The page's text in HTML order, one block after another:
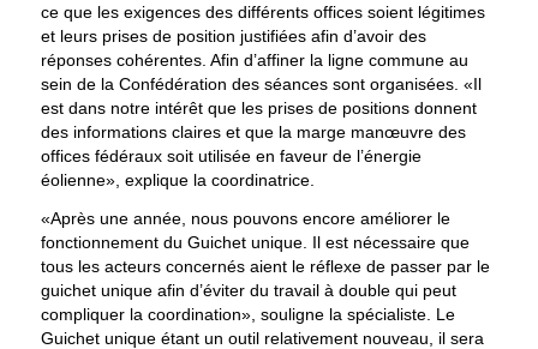
ce que les exigences des différents offices soient légitimes
et leurs prises de position justifiées afin d’avoir des
réponses cohérentes. Afin d’affiner la ligne commune au
sein de la Confédération des séances sont organisées. «Il
est dans notre intérêt que les prises de positions donnent
des informations claires et que la marge manœuvre des
offices fédéraux soit utilisée en faveur de l’énergie
éolienne», explique la coordinatrice.
«Après une année, nous pouvons encore améliorer le
fonctionnement du Guichet unique. Il est nécessaire que
tous les acteurs concernés aient le réflexe de passer par le
guichet unique afin d’éviter du travail à double qui peut
compliquer la coordination», souligne la spécialiste. Le
Guichet unique étant un outil relativement nouveau, il sera